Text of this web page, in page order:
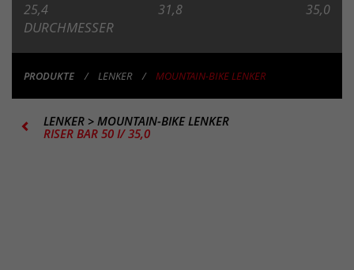
25,4 31,8 35,0
DURCHMESSER
PRODUKTE LENKER MOUNTAIN-BIKE LENKER
LENKER > MOUNTAIN-BIKE LENKER
RISER BAR 50 I/ 35,0